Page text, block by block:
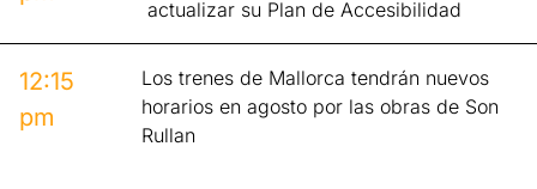
actualizar su Plan de Accesibilidad
12:15
pm
Los trenes de Mallorca tendrán nuevos
horarios en agosto por las obras de Son
Rullan